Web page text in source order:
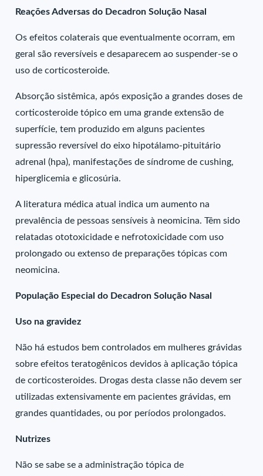
Reações Adversas do Decadron Solução Nasal
Os efeitos colaterais que eventualmente ocorram, em
geral são reversíveis e desaparecem ao suspender-se o
uso de corticosteroide.
Absorção sistêmica, após exposição a grandes doses de
corticosteroide tópico em uma grande extensão de
superfície, tem produzido em alguns pacientes
supressão reversível do eixo hipotálamo-pituitário
adrenal (hpa), manifestações de síndrome de cushing,
hiperglicemia e glicosúria.
A literatura médica atual indica um aumento na
prevalência de pessoas sensíveis à neomicina. Têm sido
relatadas ototoxicidade e nefrotoxicidade com uso
prolongado ou extenso de preparações tópicas com
neomicina.
População Especial do Decadron Solução Nasal
Uso na gravidez
Não há estudos bem controlados em mulheres grávidas
sobre efeitos teratogênicos devidos à aplicação tópica
de corticosteroides. Drogas desta classe não devem ser
utilizadas extensivamente em pacientes grávidas, em
grandes quantidades, ou por períodos prolongados.
Nutrizes
Não se sabe se a administração tópica de